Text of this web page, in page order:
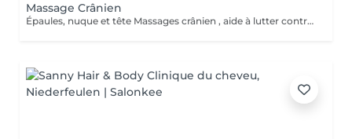
Massage Crânien
Épaules, nuque et tête Massages crânien , aide à lutter contre les migraines , tensions et douleurs cervicales, tensions musculaire des trapèzes liées aux stress et mauvaises postures . Soûlage et détend et apaiser .